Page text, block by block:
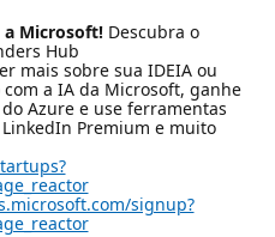
a Microsoft!Descubra o
Hub
mais sobre sua IDEIA ou
com a IA da Microsoft, ganhe
Azure e use ferramentas
Premium e muito
signup?